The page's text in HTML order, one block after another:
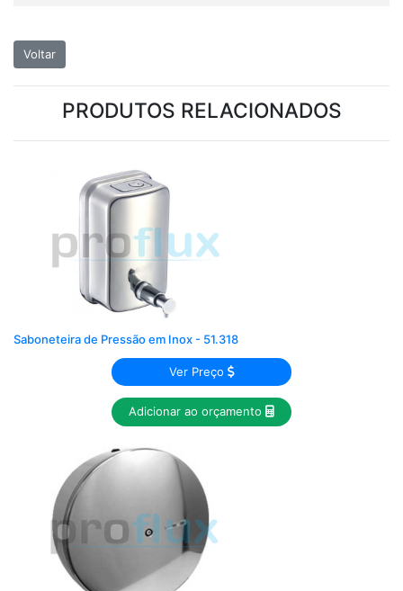
Voltar
PRODUTOS RELACIONADOS
Saboneteira de Pressão em Inox - 51.318
Ver Preço
Adicionar ao orçamento